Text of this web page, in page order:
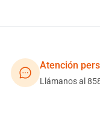
Atención
Llámanos al